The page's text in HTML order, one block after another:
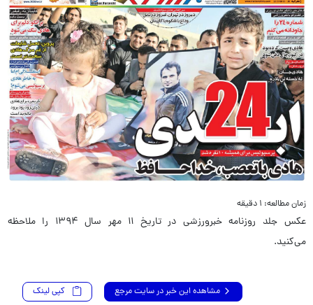
زمان مطالعه: ۱ دقیقه
عکس جلد روزنامه خبرورزشی در تاریخ ۱۱ مهر سال ۱۳۹۴ را ملاحظه
می‌کنید.
مشاهده این خبر در سایت مرجع کپی لینک